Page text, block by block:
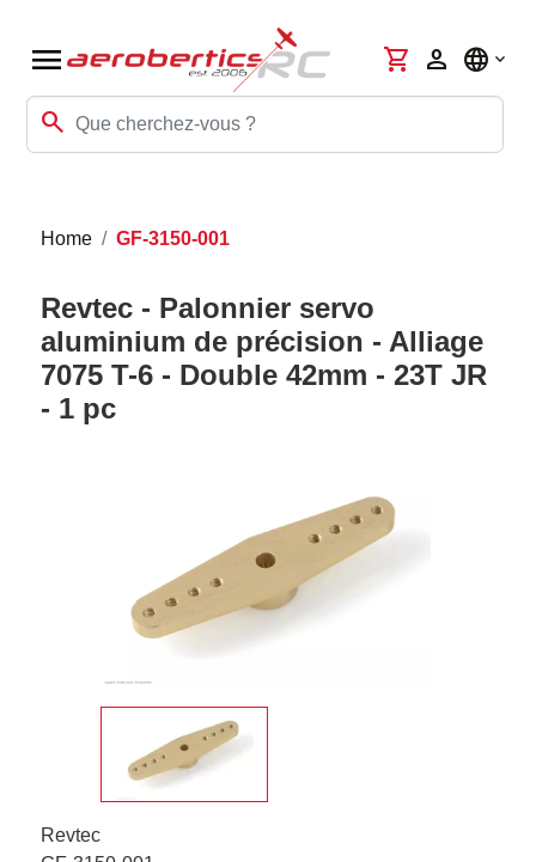
menu
search
shopping_cart person language
Home GF-3150-001
Revtec - Palonnier servo
aluminium de précision - Alliage
7075 T-6 - Double 42mm - 23T JR
- 1 pc
Revtec